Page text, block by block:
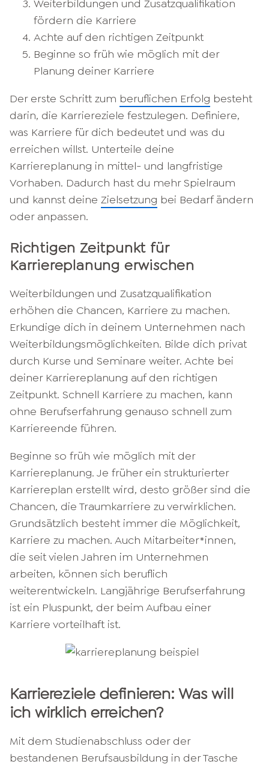
Weiterbildungen und Zusatzqualifikation
fördern die Karriere
Achte auf den richtigen Zeitpunkt
Beginne so früh wie möglich mit der
Planung deiner Karriere
Der erste Schritt zum beruflichen Erfolg besteht
darin, die Karriereziele festzulegen. Definiere,
was Karriere für dich bedeutet und was du
erreichen willst. Unterteile deine
Karriereplanung in mittel- und langfristige
Vorhaben. Dadurch hast du mehr Spielraum
und kannst deine Zielsetzung bei Bedarf ändern
oder anpassen.
Richtigen Zeitpunkt für
Karriereplanung erwischen
Weiterbildungen und Zusatzqualifikation
erhöhen die Chancen, Karriere zu machen.
Erkundige dich in deinem Unternehmen nach
Weiterbildungsmöglichkeiten. Bilde dich privat
durch Kurse und Seminare weiter. Achte bei
deiner Karriereplanung auf den richtigen
Zeitpunkt. Schnell Karriere zu machen, kann
ohne Berufserfahrung genauso schnell zum
Karriereende führen.
Beginne so früh wie möglich mit der
Karriereplanung. Je früher ein strukturierter
Karriereplan erstellt wird, desto größer sind die
Chancen, die Traumkarriere zu verwirklichen.
Grundsätzlich besteht immer die Möglichkeit,
Karriere zu machen. Auch Mitarbeiter*innen,
die seit vielen Jahren im Unternehmen
arbeiten, können sich beruflich
weiterentwickeln. Langjährige Berufserfahrung
ist ein Pluspunkt, der beim Aufbau einer
Karriere vorteilhaft ist.
Karriereziele definieren: Was will
ich wirklich erreichen?
Mit dem Studienabschluss oder der
bestandenen Berufsausbildung in der Tasche